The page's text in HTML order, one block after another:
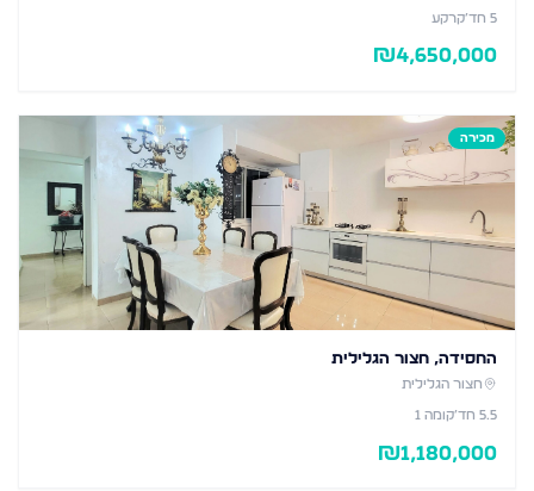
5 חד׳קרקע
₪4,650,000
מכירה
החסידה, חצור הגלילית
חצור הגלילית
5.5 חד׳קומה 1
₪1,180,000